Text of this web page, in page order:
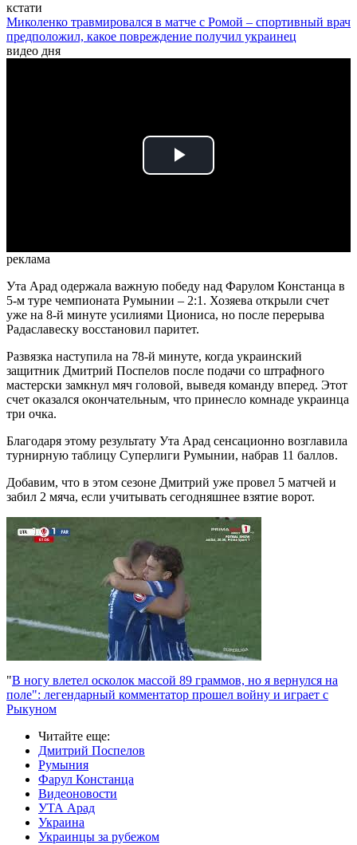
кстати
Миколенко травмировался в матче с Ромой – спортивный врач
предположил, какое повреждение получил украинец
видео дня
Play
реклама
Ута Арад одержала важную победу над Фарулом Констанца в
5-м туре чемпионата Румынии – 2:1. Хозяева открыли счет
уже на 8-й минуте усилиями Циониса, но после перерыва
Радаславеску восстановил паритет.
Развязка наступила на 78-й минуте, когда украинский
защитник Дмитрий Поспелов после подачи со штрафного
мастерски замкнул мяч головой, выведя команду вперед. Этот
счет оказался окончательным, что принесло комнаде украинца
три очка.
Благодаря этому результату Ута Арад сенсационно возглавила
турнирную таблицу Суперлиги Румынии, набрав 11 баллов.
Добавим, что в этом сезоне Дмитрий уже провел 5 матчей и
забил 2 мяча, если учитывать сегодняшнее взятие ворот.
"В ногу влетел осколок массой 89 граммов, но я вернулся на
поле": легендарный комментатор прошел войну и играет с
Рыкуном
Читайте еще:
Дмитрий Поспелов
Румыния
Фарул Констанца
Видеоновости
УТА Арад
Украина
Украинцы за рубежом